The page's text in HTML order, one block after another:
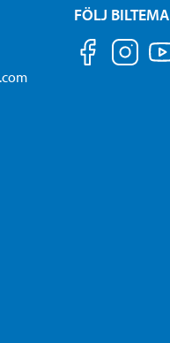
FÖLJ BILTEMA